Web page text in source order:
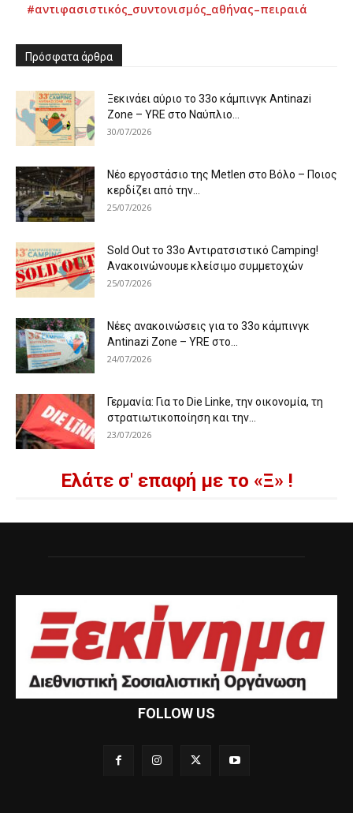
#αντιφασιστικός_συντονισμός_αθήνας–πειραιά
Πρόσφατα άρθρα
Ξεκινάει αύριο το 33ο κάμπινγκ Antinazi
Zone – YRE στο Ναύπλιο...
30/07/2026
Νέο εργοστάσιο της Metlen στο Βόλο – Ποιος
κερδίζει από την...
25/07/2026
Sold Out το 33ο Αντιρατσιστικό Camping!
Ανακοινώνουμε κλείσιμο συμμετοχών
25/07/2026
Νέες ανακοινώσεις για το 33ο κάμπινγκ
Antinazi Zone – YRE στο...
24/07/2026
Γερμανία: Για το Die Linke, την οικονομία, τη
στρατιωτικοποίηση και την...
23/07/2026
Ελάτε σ' επαφή με το «Ξ» !
FOLLOW US